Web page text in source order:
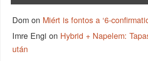
Dom on Miért is fontos a ‘6-
Imre Engi on Hybrid + Napelem:
után